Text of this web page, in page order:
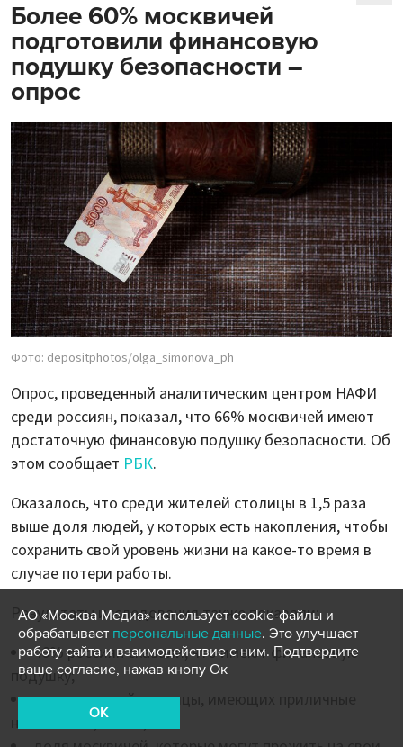
Более 60% москвичей
подготовили финансовую
подушку безопасности –
опрос
Фото: depositphotos/olga_simonova_ph
Опрос, проведенный аналитическим центром НАФИ
среди россиян, показал, что 66% москвичей имеют
достаточную финансовую подушку безопасности. Об
этом сообщает РБК.
Оказалось, что среди жителей столицы в 1,5 раза
выше доля людей, у которых есть накопления, чтобы
сохранить свой уровень жизни на какое-то время в
случае потери работы.
Результаты исследования также показали:
46% россиян сказали, что имеют финансовую
подушку;
доля жителей столицы, имеющих приличные
накопления, – 66%;
АО «Москва Медиа» использует cookie-файлы и
обрабатывает персональные данные. Это улучшает
работу сайта и взаимодействие с ним. Подтвердите
ваше согласие, нажав кнопу Ок
OK